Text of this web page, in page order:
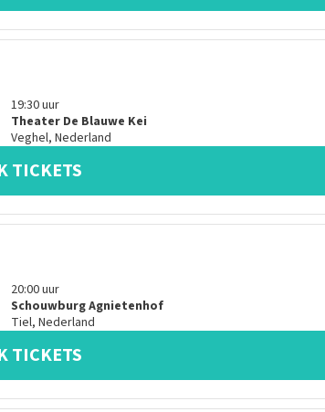
19:30uur
Theater De Blauwe Kei
Veghel, Nederland
TICKETS
20:00uur
Schouwburg Agnietenhof
Tiel, Nederland
TICKETS